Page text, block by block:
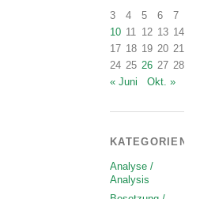
3
4 5 6 7
10 11 12 13 14
17 18 19 20 21
24 25 26 27 28
« Juni
Okt. »
KATEGORIEN
Analyse /
Analysis